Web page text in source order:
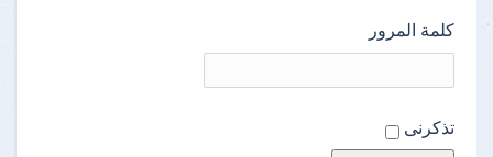
كلمة المرور
تذكرنى